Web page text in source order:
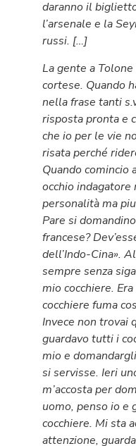
daranno il
l’arsenale e la
russi. […]
La gente a
cortese. Quando
nella frase tanti
risposta pronta e
che io per le vie
risata perché
Quando comincio
occhio
personalità ma
Pare si
francese?
dell’Indo-Cina».
sempre senza
mio cocchiere.
cocchiere fuma
Invece non trovai
guardavo tutti i
mio e
si servisse. Ieri
m’accosta per
uomo, penso io e
cocchiere. Mi sta
attenzione,